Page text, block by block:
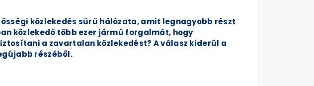
közlekedés sűrű hálózata, amit legnagyobb részt
közlekedő több ezer jármű forgalmát, hogy
a zavartalan közlekedést? A válasz kiderül a
részéből.